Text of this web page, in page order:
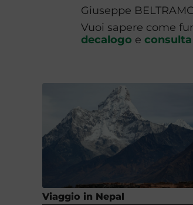
Giuseppe
Vuoi sapere come
decalogo e consulta
Viaggio in Nepal